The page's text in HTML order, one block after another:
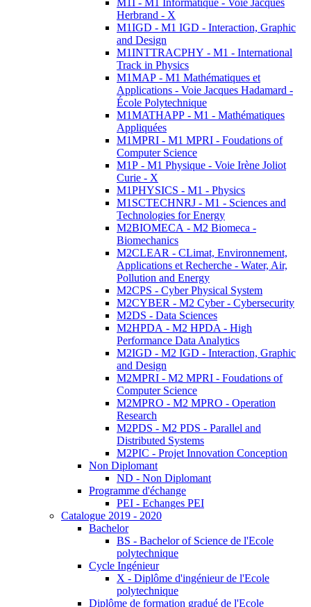
M1I - M1 Informatique - Voie Jacques
Herbrand - X
M1IGD - M1 IGD - Interaction, Graphic
and Design
M1INTTRACPHY - M1 - International
Track in Physics
M1MAP - M1 Mathématiques et
Applications - Voie Jacques Hadamard -
École Polytechnique
M1MATHAPP - M1 - Mathématiques
Appliquées
M1MPRI - M1 MPRI - Foudations of
Computer Science
M1P - M1 Physique - Voie Irène Joliot
Curie - X
M1PHYSICS - M1 - Physics
M1SCTECHNRJ - M1 - Sciences and
Technologies for Energy
M2BIOMECA - M2 Biomeca -
Biomechanics
M2CLEAR - CLimat, Environnement,
Applications et Recherche - Water, Air,
Pollution and Energy
M2CPS - Cyber Physical System
M2CYBER - M2 Cyber - Cybersecurity
M2DS - Data Sciences
M2HPDA - M2 HPDA - High
Performance Data Analytics
M2IGD - M2 IGD - Interaction, Graphic
and Design
M2MPRI - M2 MPRI - Foudations of
Computer Science
M2MPRO - M2 MPRO - Operation
Research
M2PDS - M2 PDS - Parallel and
Distributed Systems
M2PIC - Projet Innovation Conception
Non Diplomant
ND - Non Diplomant
Programme d'échange
PEI - Echanges PEI
Catalogue 2019 - 2020
Bachelor
BS - Bachelor of Science de l'Ecole
polytechnique
Cycle Ingénieur
X - Diplôme d'ingénieur de l'Ecole
polytechnique
Diplôme de formation gradué de l'Ecole